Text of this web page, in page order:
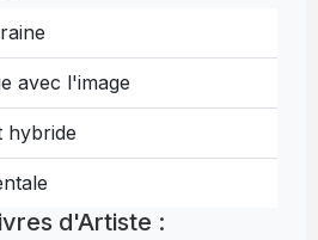
avec l'image
hybride
d'Artiste :